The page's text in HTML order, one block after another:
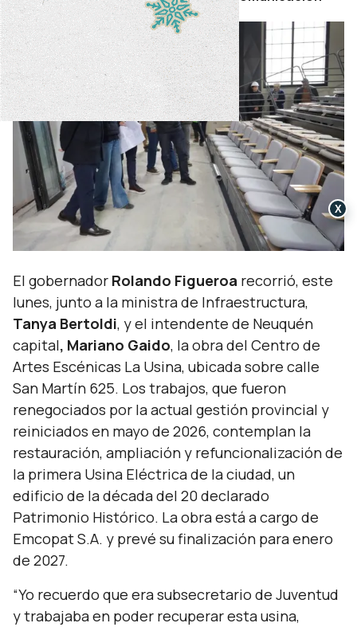
El gobernador Rolando Figueroa recorrió, este
lunes, junto a la ministra de Infraestructura,
Tanya Bertoldi, y el intendente de Neuquén
capital, Mariano Gaido, la obra del Centro de
Artes Escénicas La Usina, ubicada sobre calle
San Martín 625. Los trabajos, que fueron
renegociados por la actual gestión provincial y
reiniciados en mayo de 2026, contemplan la
restauración, ampliación y refuncionalización de
la primera Usina Eléctrica de la ciudad, un
edificio de la década del 20 declarado
Patrimonio Histórico. La obra está a cargo de
Emcopat S.A. y prevé su finalización para enero
de 2027.
“Yo recuerdo que era subsecretario de Juventud
y trabajaba en poder recuperar esta usina,
X